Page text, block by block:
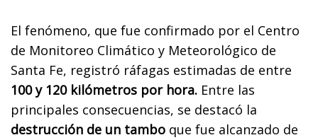
El fenómeno, que fue confirmado por el Centro
de Monitoreo Climático y Meteorológico de
Santa Fe, registró ráfagas estimadas de entre
100 y 120 kilómetros por hora. Entre las
principales consecuencias, se destacó la
destrucción de un tambo que fue alcanzado de